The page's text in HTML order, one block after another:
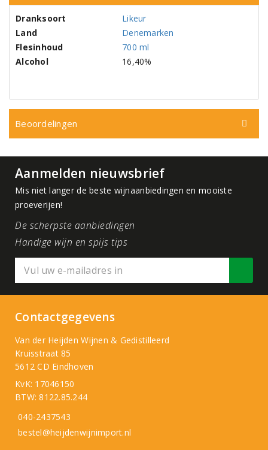
Dranksoort
Likeur
Land
Denemarken
Flesinhoud
700 ml
Alcohol
16,40%
Beoordelingen
Aanmelden nieuwsbrief
Mis niet langer de beste wijnaanbiedingen en mooiste
proeverijen!
De scherpste aanbiedingen
Handige wijn en spijs tips
Contactgegevens
Van der Heijden Wijnen & Gedistilleerd
Kruisstraat 85
5612 CD Eindhoven
KvK: 17046150
BTW: 8122.85.244
040-2437543
bestel@heijdenwijnimport.nl